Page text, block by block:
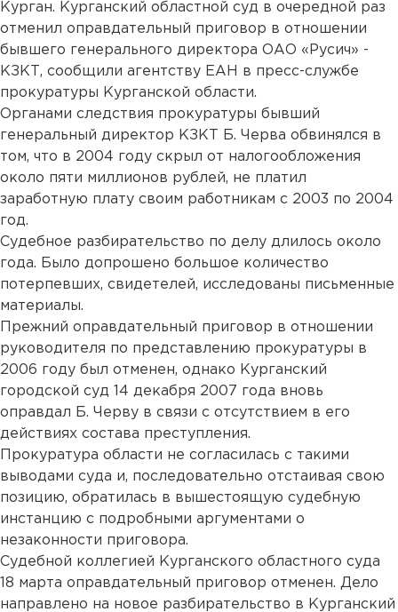
Курган. Курганский областной суд в очередной раз
отменил оправдательный приговор в отношении
бывшего генерального директора ОАО «Русич» -
КЗКТ, сообщили агентству ЕАН в пресс-службе
прокуратуры Курганской области.
Органами следствия прокуратуры бывший
генеральный директор КЗКТ Б. Черва обвинялся в
том, что в 2004 году скрыл от налогообложения
около пяти миллионов рублей, не платил
заработную плату своим работникам с 2003 по 2004
год.
Судебное разбирательство по делу длилось около
года. Было допрошено большое количество
потерпевших, свидетелей, исследованы письменные
материалы.
Прежний оправдательный приговор в отношении
руководителя по представлению прокуратуры в
2006 году был отменен, однако Курганский
городской суд 14 декабря 2007 года вновь
оправдал Б. Черву в связи с отсутствием в его
действиях состава преступления.
Прокуратура области не согласилась с такими
выводами суда и, последовательно отстаивая свою
позицию, обратилась в вышестоящую судебную
инстанцию с подробными аргументами о
незаконности приговора.
Судебной коллегией Курганского областного суда
18 марта оправдательный приговор отменен. Дело
направлено на новое разбирательство в Курганский